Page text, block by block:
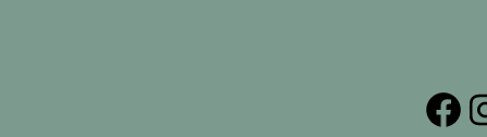
Facebook